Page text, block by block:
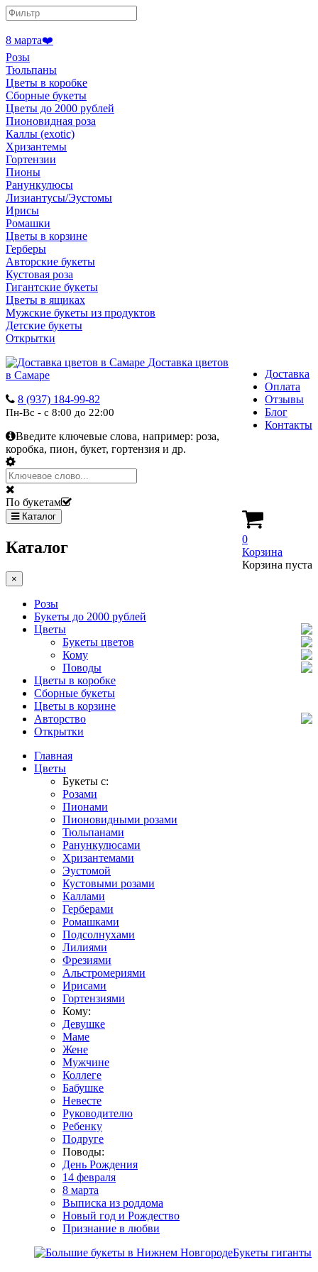
8 марта❤️
Розы
Тюльпаны
Цветы в коробке
Сборные букеты
Цветы до 2000 рублей
Пионовидная роза
Каллы (exotic)
Хризантемы
Гортензии
Пионы
Ранункулюсы
Лизиантусы/Эустомы
Ирисы
Ромашки
Цветы в корзине
Герберы
Авторские букеты
Кустовая роза
Гигантские букеты
Цветы в ящиках
Мужские букеты из продуктов
Детские букеты
Открытки
Доставка
Оплата
Отзывы
Блог
Контакты
Доставка цветов
в Самаре
8 (937) 184-99-82
Пн-Вс - с 8:00 до 22:00
Введите ключевые слова, например: роза,
коробка, пион, букет, гортензия и др.
По букетам
0
Корзина
Корзина пуста
Каталог
Каталог
×
Розы
Букеты до 2000 рублей
Цветы
Букеты цветов
Кому
Поводы
Цветы в коробке
Сборные букеты
Цветы в корзине
Авторство
Открытки
Главная
Цветы
Букеты с:
Розами
Пионами
Пионовидными розами
Тюльпанами
Ранункулюсами
Хризантемами
Эустомой
Кустовыми розами
Каллами
Герберами
Ромашками
Подсолнухами
Лилиями
Фрезиями
Альстромериями
Ирисами
Гортензиями
Кому:
Девушке
Маме
Жене
Мужчине
Коллеге
Бабушке
Невесте
Руководителю
Ребенку
Подруге
Поводы:
День Рождения
14 февраля
8 марта
Выписка из роддома
Новый год и Рождество
Признание в любви
Букеты гиганты